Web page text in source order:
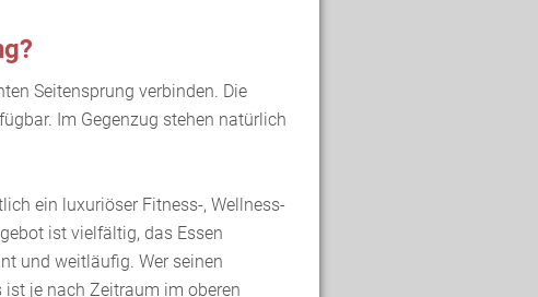
Seitensprung verbinden. Die
Im Gegenzug stehen natürlich
ein luxuriöser Fitness-, Wellness-
ist vielfältig, das Essen
und weitläufig. Wer seinen
je nach Zeitraum im oberen